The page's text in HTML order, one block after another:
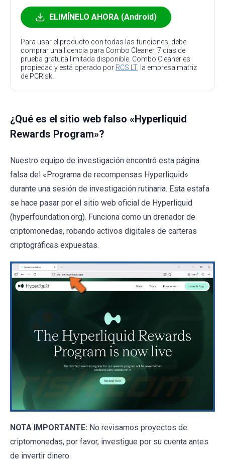
ELIMÍNELO AHORA (Android)
Para usar el producto con todas las funciones, debe
comprar una licencia para Combo Cleaner. 7 días de
prueba gratuita limitada disponible. Combo Cleaner es
propiedad y está operado por RCS LT, la empresa matriz
de PCRisk.
¿Qué es el sitio web falso «Hyperliquid
Rewards Program»?
Nuestro equipo de investigación encontró esta página
falsa del «Programa de recompensas Hyperliquid»
durante una sesión de investigación rutinaria. Esta estafa
se hace pasar por el sitio web oficial de Hyperliquid
(hyperfoundation.org). Funciona como un drenador de
criptomonedas, robando activos digitales de carteras
criptográficas expuestas.
NOTA IMPORTANTE: No revisamos proyectos de
criptomonedas, por favor, investigue por su cuenta antes
de invertir dinero.